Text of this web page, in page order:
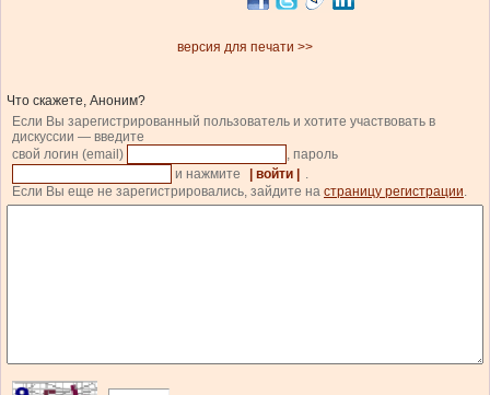
версия для печати >>
Что скажете, Аноним?
Если Вы зарегистрированный пользователь и хотите участвовать в
дискуссии — введите
свой логин (email)
, пароль
и нажмите
| войти |
.
Если Вы еще не зарегистрировались, зайдите на страницу регистрации.